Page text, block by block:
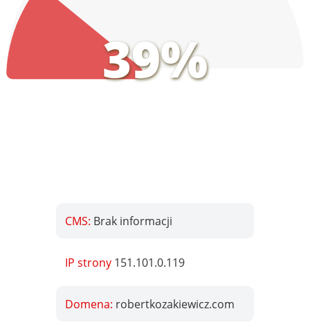
39%
CMS: Brak informacji
IP strony 151.101.0.119
Domena: robertkozakiewicz.com